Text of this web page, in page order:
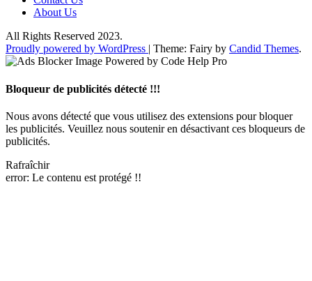
About Us
All Rights Reserved 2023.
Proudly powered by WordPress | Theme: Fairy by Candid Themes.
Bloqueur de publicités détecté !!!
Nous avons détecté que vous utilisez des extensions pour bloquer
les publicités. Veuillez nous soutenir en désactivant ces bloqueurs de
publicités.
Rafraîchir
error: Le contenu est protégé !!